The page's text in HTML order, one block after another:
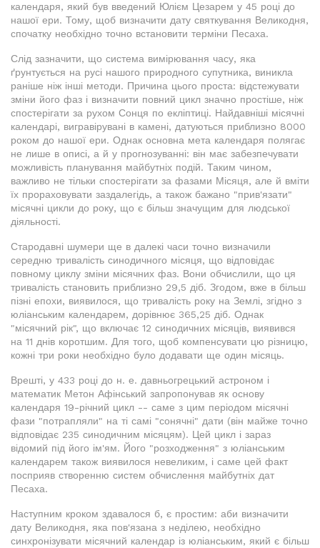
календаря, який був введений Юлієм Цезарем у 45 році до
нашої ери. Тому, щоб визначити дату святкування Великодня,
спочатку необхідно точно встановити терміни Песаха.
Слід зазначити, що система вимірювання часу, яка
ґрунтується на русі нашого природного супутника, виникла
раніше ніж інші методи. Причина цього проста: відстежувати
зміни його фаз і визначити повний цикл значно простіше, ніж
спостерігати за рухом Сонця по екліптиці. Найдавніші місячні
календарі, вигравірувані в камені, датуються приблизно 8000
роком до нашої ери. Однак основна мета календаря полягає
не лише в описі, а й у прогнозуванні: він має забезпечувати
можливість планування майбутніх подій. Таким чином,
важливо не тільки спостерігати за фазами Місяця, але й вміти
їх прораховувати заздалегідь, а також бажано "прив'язати"
місячні цикли до року, що є більш значущим для людської
діяльності.
Стародавні шумери ще в далекі часи точно визначили
середню тривалість синодичного місяця, що відповідає
повному циклу зміни місячних фаз. Вони обчислили, що ця
тривалість становить приблизно 29,5 діб. Згодом, вже в більш
пізні епохи, виявилося, що тривалість року на Землі, згідно з
юліанським календарем, дорівнює 365,25 діб. Однак
"місячний рік", що включає 12 синодичних місяців, виявився
на 11 днів коротшим. Для того, щоб компенсувати цю різницю,
кожні три роки необхідно було додавати ще один місяць.
Врешті, у 433 році до н. е. давньогрецький астроном і
математик Метон Афінський запропонував як основу
календаря 19-річний цикл -- саме з цим періодом місячні
фази "потрапляли" на ті самі "сонячні" дати (він майже точно
відповідає 235 синодичним місяцям). Цей цикл і зараз
відомий під його ім'ям. Його "розходження" з юліанським
календарем також виявилося невеликим, і саме цей факт
посприяв створенню систем обчислення майбутніх дат
Песаха.
Наступним кроком здавалося б, є простим: аби визначити
дату Великодня, яка пов'язана з неділею, необхідно
синхронізувати місячний календар із юліанським, який є більш